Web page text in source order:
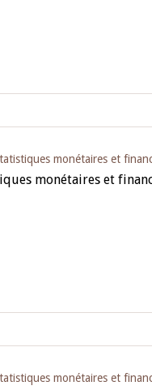
monétaires et
monétaires et
monétaires et